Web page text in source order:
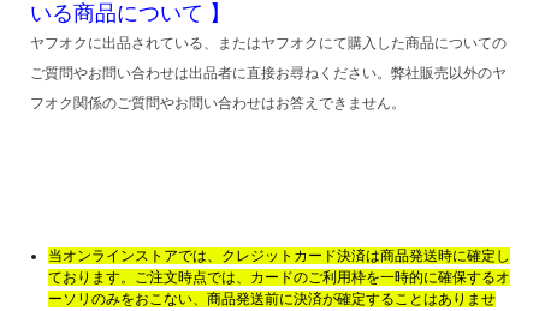
いる商品について 】
ヤフオクに出品されている、またはヤフオクにて購入した商品についての
ご質問やお問い合わせは出品者に直接お尋ねください。弊社販売以外のヤ
フオク関係のご質問やお問い合わせはお答えできません。
当オンラインストアでは、クレジットカード決済は商品発送時に確定し
ております。ご注文時点では、カードのご利用枠を一時的に確保するオ
ーソリのみをおこない、商品発送前に決済が確定することはありませ